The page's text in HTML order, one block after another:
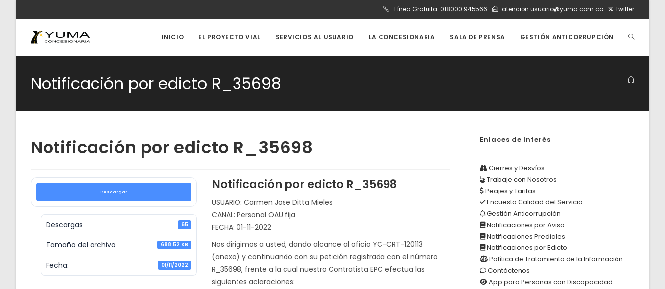
contenido
Línea Gratuita: 018000 945566 atencion.usuario@yuma.com.co Twitter
INICIO EL PROYECTO VIAL SERVICIOS AL USUARIO LA CONCESIONARIA SALA DE PRENSA GESTIÓN ANTICORRUPCIÓN ALTERNAR
BÚSQUEDA
DE
Notificación por edicto R_35698
Notificación por edicto R_35698
Descargar
Descargas 65
Tamaño del archivo 688.52 KB
Fecha: 01/11/2022
Notificación por edicto R_35698
USUARIO: Carmen Jose Ditta Mieles
CANAL: Personal OAU fija
FECHA: 01-11-2022
Nos dirigimos a usted, dando alcance al oficio YC-CRT-120113
(anexo) y continuando con su petición registrada con el número
R_35698, frente a la cual nuestro Contratista EPC efectua las
siguientes aclaraciones:
Enlaces de Interés
Cierres y Desvíos
Trabaje con Nosotros
Peajes y Tarifas
Encuesta Calidad del Servicio
Gestión Anticorrupción
Notificaciones por Aviso
Notificaciones Prediales
Notificaciones por Edicto
Política de Tratamiento de la Información
Contáctenos
App para Personas con Discapacidad